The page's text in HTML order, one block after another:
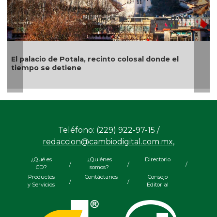
“El arte es como una tablita de salvación”,
el pintor veracruzano Nahúm B. Zenil
Teléfono: (229) 922-97-15 /
redaccion@cambiodigital.com.mx,
¿Qué es
CD?
/
¿Quiénes
somos?
/
Directorio
/
Productos
y Servicios
/
Contáctanos
/
Consejo
Editorial